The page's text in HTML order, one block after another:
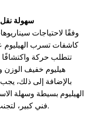
سهولة
وفقًا لاحتياجات
كاشفات تسرب الهيليوم
تتطلب حركة
هيليوم خفيف
بالإضافة إلى ذلك،
الهيليوم بسيطة وسهلة
فني كبير، لتجنب إضاعة الوقت في العمليات المعقدة.